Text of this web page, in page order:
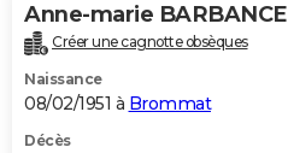
Anne-marie BARBANCE
Créer une cagnotte obsèques
Naissance
08/02/1951 à Brommat
Décès